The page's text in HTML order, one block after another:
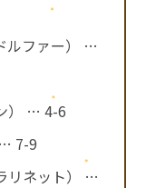
ルファー） …
） … 4-6
7-9
リネット） …